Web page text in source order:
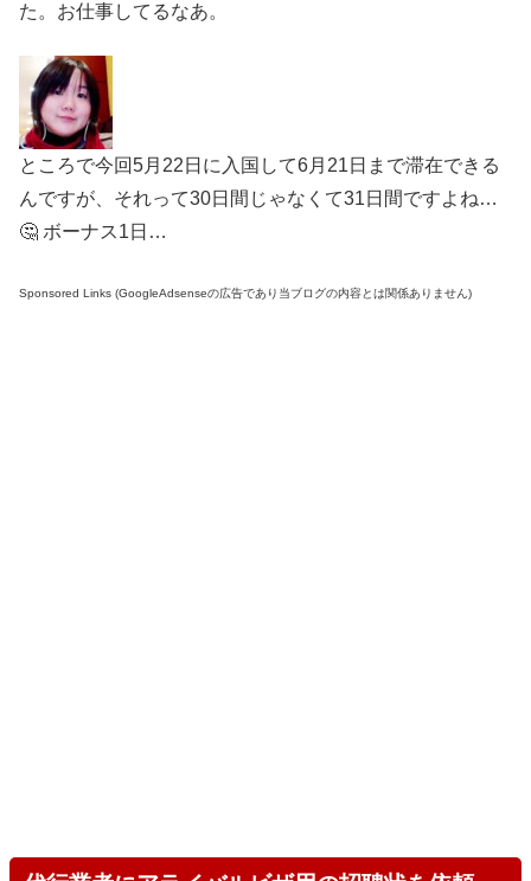
た。お仕事してるなあ。
ところで今回5月22日に入国して6月21日まで滞在できる
んですが、それって30日間じゃなくて31日間ですよね…
🤔 ボーナス1日…
Sponsored Links (GoogleAdsenseの広告であり当ブログの内容とは関係ありません)